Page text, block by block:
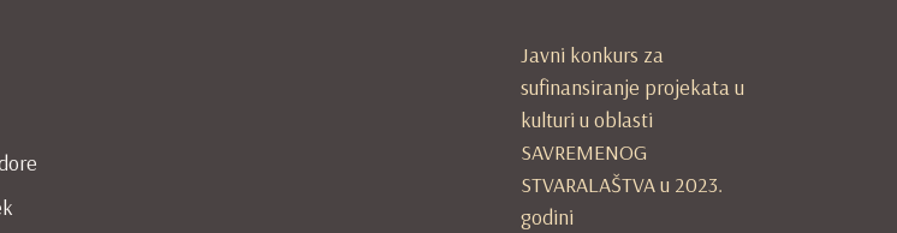
Javni konkurs za
sufinansiranje projekata u
kulturi u oblasti
SAVREMENOG
STVARALAŠTVA u 2023.
godini